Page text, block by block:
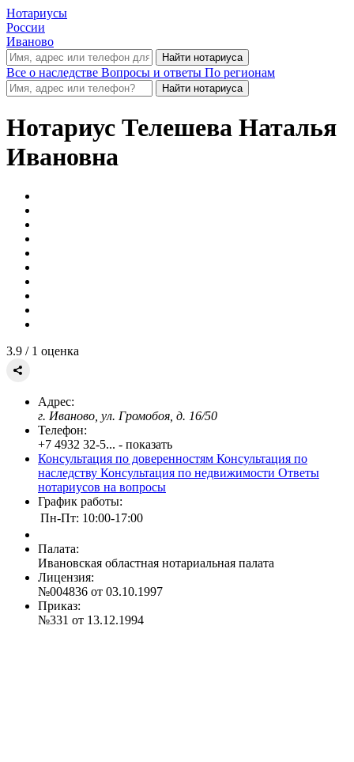
Нотариусы
России
Иваново
Все о наследстве Вопросы и ответы По регионам
Нотариус Телешева Наталья
Ивановна
3.9 / 1 оценка
Адрес:
г. Иваново, ул. Громобоя, д. 16/50
Телефон:
+7 4932 32-5... - показать
Консультация по доверенностям Консультация по
наследству Консультация по недвижимости Ответы
нотариусов на вопросы
График работы:
Пн-Пт: 10:00-17:00
Палата:
Ивановская областная нотариальная палата
Лицензия:
№004836 от 03.10.1997
Приказ:
№331 от 13.12.1994